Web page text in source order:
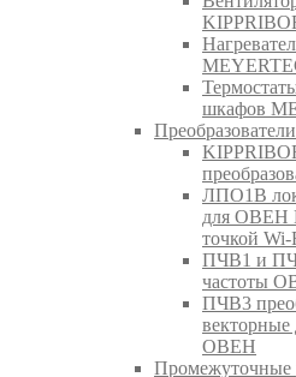
шкафов
ЛПО1В
для ОВЕН
точкой Wi-
ПЧВ1 и
частоты
ПЧВ3
векторные
ОВЕН